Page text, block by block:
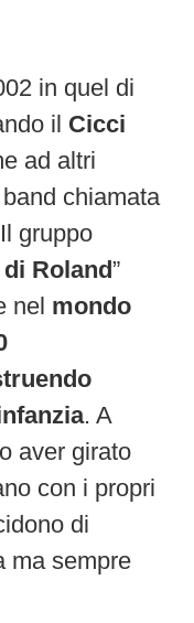
in quel di
il Cicci
ad altri
chiamata
gruppo
Roland”
nel mondo
. A
aver girato
con i propri
di
ma sempre